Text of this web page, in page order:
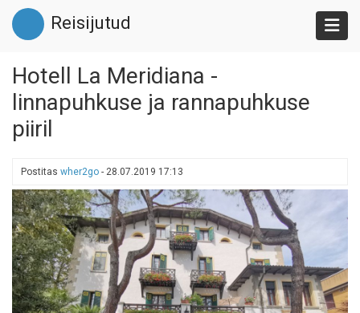
Liigu
edasi
põhisisu
Reisijutud
Hotell La Meridiana -
linnapuhkuse ja rannapuhkuse
piiril
Postitas wher2go - 28.07.2019 17:13